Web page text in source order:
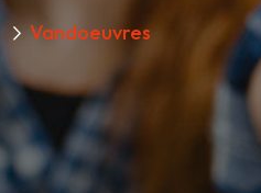
Vandoeuvres